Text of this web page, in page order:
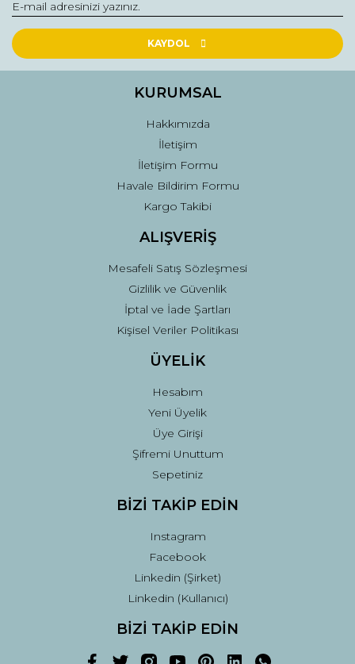
Ürün resmi kalitesiz, bozuk veya görüntülenemiyor.
Ürün açıklamasında eksik bilgiler bulunuyor.
Ürün fiyatı diğer sitelerden daha pahalı.
Gönder
KAYDOL
KURUMSAL
Hakkımızda
İletişim
İletişim Formu
Havale Bildirim Formu
Kargo Takibi
ALIŞVERİŞ
Mesafeli Satış Sözleşmesi
Gizlilik ve Güvenlik
İptal ve İade Şartları
Kişisel Veriler Politikası
ÜYELİK
Hesabım
Yeni Üyelik
Üye Girişi
Şifremi Unuttum
Sepetiniz
BİZİ TAKİP EDİN
Instagram
Facebook
Linkedin (Şirket)
Linkedin (Kullanıcı)
BİZİ TAKİP EDİN